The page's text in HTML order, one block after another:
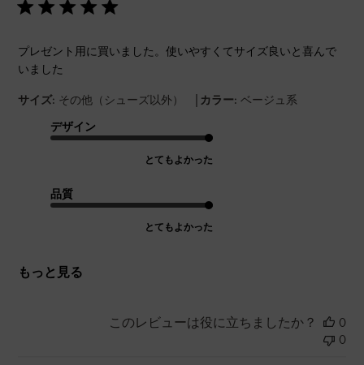
プレゼント用に買いました。使いやすくてサイズ良いと喜んで
いました
サイズ: その他（シューズ以外） | カラー: ベージュ系
デザイン
とてもよかった
品質
とてもよかった
もっと見る
このレビューは役に立ちましたか？
0
0